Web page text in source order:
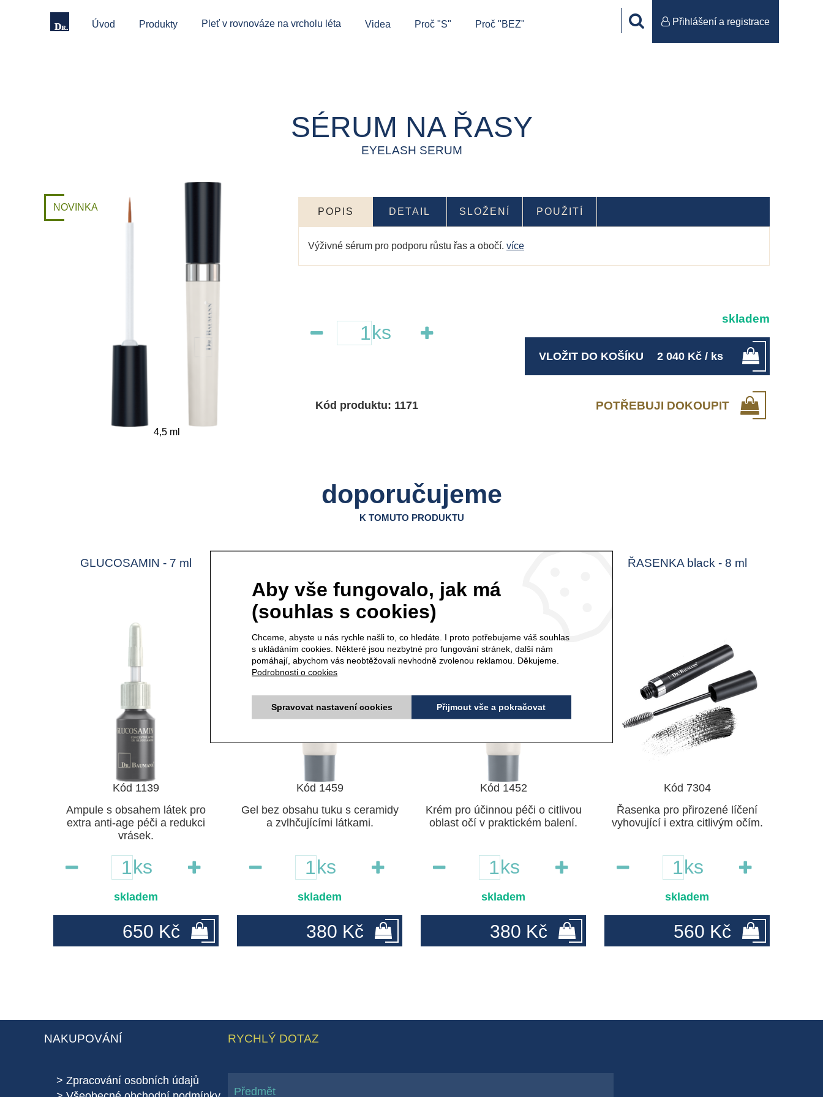
Úvod Produkty Pleť v rovnováze na vrcholu léta Videa Proč "S" Proč "BEZ" Přihlášení a registrace
SÉRUM NA ŘASY
EYELASH SERUM
NOVINKA
4,5 ml
POPIS DETAIL SLOŽENÍ POUŽITÍ
Výživné sérum pro podporu růstu řas a obočí. více
Kód produktu: 1171 POTŘEBUJI DOKOUPIT
ks
skladem
VLOŽIT DO KOŠÍKU 2 040 Kč / ks
doporučujeme
K TOMUTO PRODUKTU
GLUCOSAMIN - 7 ml
Kód 1139
Ampule s obsahem látek pro
extra anti-age péči a redukci
vrásek.
ks
skladem
650 Kč
Kód 1459
Gel bez obsahu tuku s ceramidy
a zvlhčujícími látkami.
ks
skladem
380 Kč
Kód 1452
Krém pro účinnou péči o citlivou
oblast očí v praktickém balení.
ks
skladem
380 Kč
ŘASENKA black - 8 ml
Kód 7304
Řasenka pro přirozené líčení
vyhovující i extra citlivým očím.
ks
skladem
560 Kč
NAKUPOVÁNÍ
Zpracování osobních údajů
RYCHLÝ DOTAZ
Aby vše fungovalo, jak má
(souhlas s cookies)
Chceme, abyste u nás rychle našli to, co hledáte. I proto potřebujeme váš souhlas
s ukládáním cookies. Některé jsou nezbytné pro fungování stránek, další nám
pomáhají, abychom vás neobtěžovali nevhodně zvolenou reklamou. Děkujeme.
Podrobnosti o cookies
Spravovat nastavení cookies Přijmout vše a pokračovat